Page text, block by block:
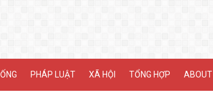
PHÁP LUẬT XÃ HỘI TỔNG HỢP ABOUT